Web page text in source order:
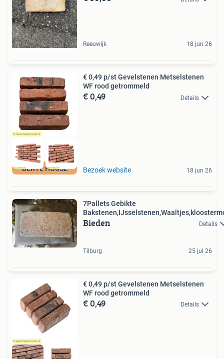
Reeuwijk 18 jun 26
BERYL HOUSE
€ 0,49 p/st Gevelstenen Metselstenen
WF rood getrommeld
€ 0,49 Details
Bezoek website 18 jun 26
7Pallets Gebikte
Bieden Details
Tilburg 25 jul 26
€ 0,49 p/st Gevelstenen Metselstenen
WF rood getrommeld
€ 0,49 Details